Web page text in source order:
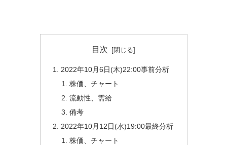
目次
2022年10月6日(木)22:00事前分析
株価、チャート
流動性、需給
備考
2022年10月12日(水)19:00最終分析
株価、チャート